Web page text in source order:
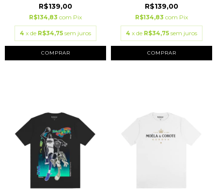
R$139,00
R$134,83 com Pix
4 x de R$34,75 sem juros
COMPRAR
R$139,00
R$134,83 com Pix
4 x de R$34,75 sem juros
COMPRAR